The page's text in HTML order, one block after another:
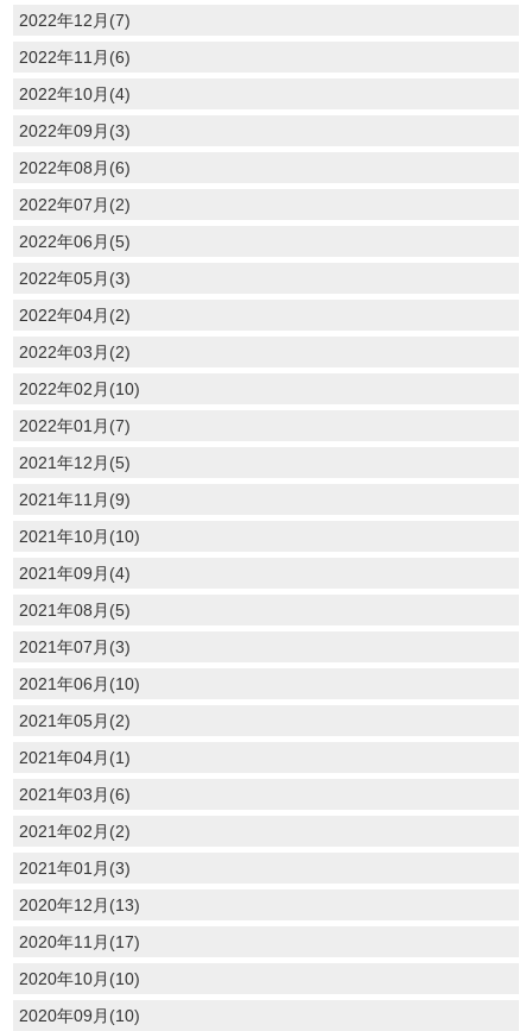
2022年12月(7)
2022年11月(6)
2022年10月(4)
2022年09月(3)
2022年08月(6)
2022年07月(2)
2022年06月(5)
2022年05月(3)
2022年04月(2)
2022年03月(2)
2022年02月(10)
2022年01月(7)
2021年12月(5)
2021年11月(9)
2021年10月(10)
2021年09月(4)
2021年08月(5)
2021年07月(3)
2021年06月(10)
2021年05月(2)
2021年04月(1)
2021年03月(6)
2021年02月(2)
2021年01月(3)
2020年12月(13)
2020年11月(17)
2020年10月(10)
2020年09月(10)